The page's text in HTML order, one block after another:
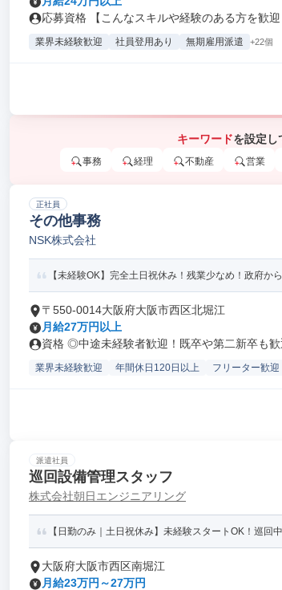
応募資格 【こんなスキルや経験のある方を歓迎
業界未経験歓迎 社員登用あり 無期雇用派遣 +22個
キーワードを設定し
事務 経理 不動産 営業
正社員
その他事務
NSK株式会社
【未経験OK】完全土日祝休み！残業少なめ！政府か
〒550-0014大阪府大阪市西区北堀江
月給27万円以上
資格 ◎中途未経験者歓迎！既卒や第二新卒も歓
業界未経験歓迎 年間休日120日以上 フリーター歓迎
派遣社員
巡回設備管理スタッフ
株式会社朝日エンジニアリング
【日勤のみ｜土日祝休み】未経験スタートOK！巡回
大阪府大阪市西区南堀江
月給23万円～27万円